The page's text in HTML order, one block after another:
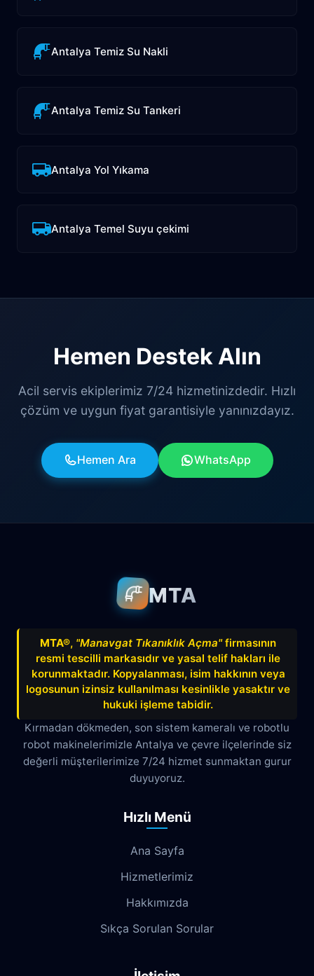
Antalya Temiz Su Nakli
Antalya Temiz Su Tankeri
Antalya Yol Yıkama
Antalya Temel Suyu çekimi
Hemen Destek Alın
Acil servis ekiplerimiz 7/24 hizmetinizdedir. Hızlı
çözüm ve uygun fiyat garantisiyle yanınızdayız.
Hemen Ara WhatsApp
MTA
MTA®, "Manavgat Tıkanıklık Açma"firmasının
resmi tescilli markasıdır ve yasal telif hakları ile
korunmaktadır. Kopyalanması, isim hakkının veya
logosunun izinsiz kullanılması kesinlikle yasaktır ve
hukuki işleme tabidir.
Kırmadan dökmeden, son sistem kameralı ve robotlu
robot makinelerimizle Antalya ve çevre ilçelerinde siz
değerli müşterilerimize 7/24 hizmet sunmaktan gurur
duyuyoruz.
Hızlı Menü
Ana Sayfa
Hizmetlerimiz
Hakkımızda
Sıkça Sorulan Sorular